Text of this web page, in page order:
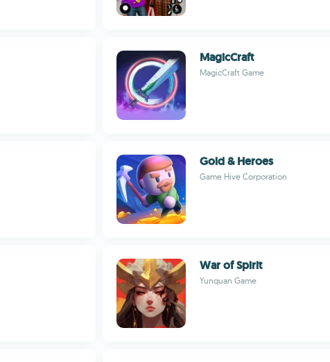
MagicCraft
MagicCraft Game
Gold & Heroes
Game Hive Corporation
War of Spirit
Yunquan Game